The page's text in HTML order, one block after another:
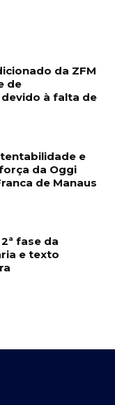
da ZFM
de
à falta de
e
da Oggi
de Manaus
fase da
e texto